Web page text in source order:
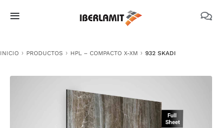
Toggle
NOSOTROS
INICIO PRODUCTOS HPL – COMPACTO X-XM 932 SKADI